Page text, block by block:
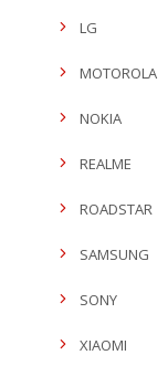
LG
MOTOROLA
NOKIA
REALME
ROADSTAR
SAMSUNG
SONY
XIAOMI